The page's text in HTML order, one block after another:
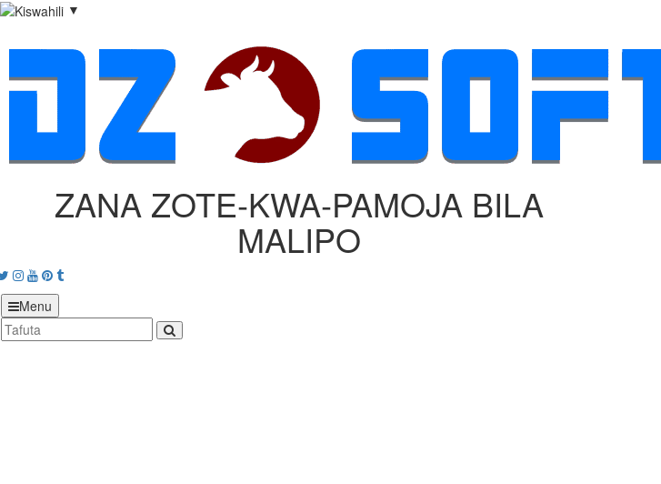
▼
ZANA ZOTE‑KWA‑PAMOJA BILA
MALIPO
Twitter
Instagram
Youtube
Pinterest
tumblr
Menu